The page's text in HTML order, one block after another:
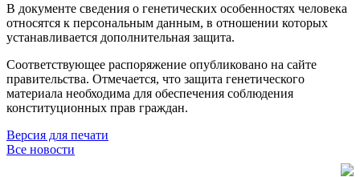
В документе сведения о генетических особенностях человека
относятся к персональным данным, в отношении которых
устанавливается дополнительная защита.
Соответствующее распоряжение опубликовано на сайте
правительства. Отмечается, что защита генетического
материала необходима для обеспечения соблюдения
конституционных прав граждан.
Версия для печати
Все новости